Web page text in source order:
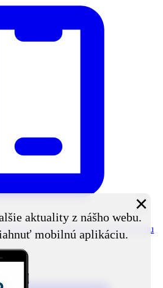
Novinky z obce priamo do vášho mobilu
aktuality z nášho webu.
mobilnú aplikáciu.
×